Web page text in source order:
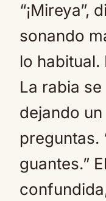
“¡Mireya”,
sonando
lo
La rabia
dejando
preguntas.
guantes.”